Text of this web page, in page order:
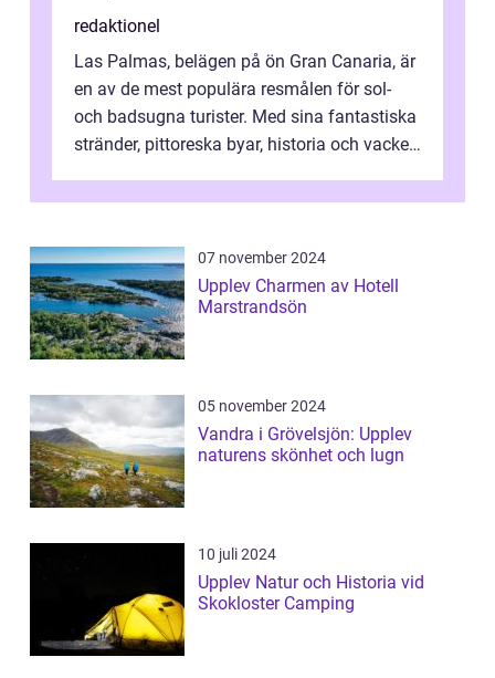
redaktionel
Las Palmas, belägen på ön Gran Canaria, är
en av de mest populära resmålen för sol-
och badsugna turister. Med sina fantastiska
stränder, pittoreska byar, historia och vacker
07 november 2024
Upplev Charmen av Hotell
Marstrandsön
05 november 2024
Vandra i Grövelsjön: Upplev
naturens skönhet och lugn
10 juli 2024
Upplev Natur och Historia vid
Skokloster Camping